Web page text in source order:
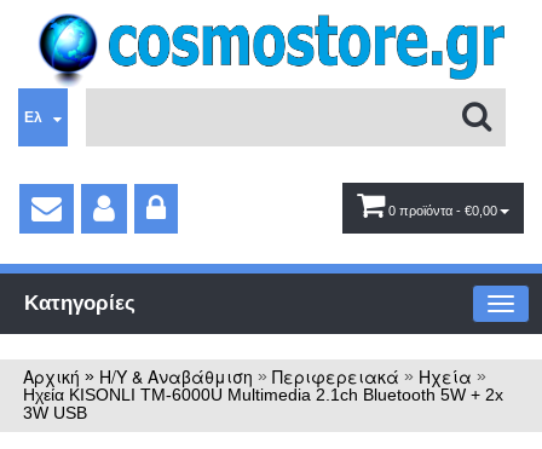
Ελ
0 προϊόντα - €0,00
Κατηγορίες
Αρχική » Η/Υ & Αναβάθμιση » Περιφερειακά » Ηχεία »
Ηχεία KISONLI ΤM-6000U Multimedia 2.1ch Bluetooth 5W + 2x
3W USB